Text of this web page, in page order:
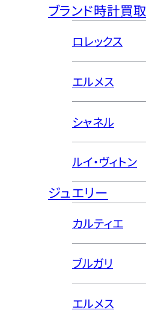
ブランド時計買取
ロレックス
エルメス
シャネル
ルイ・ヴィトン
ジュエリー
カルティエ
ブルガリ
エルメス